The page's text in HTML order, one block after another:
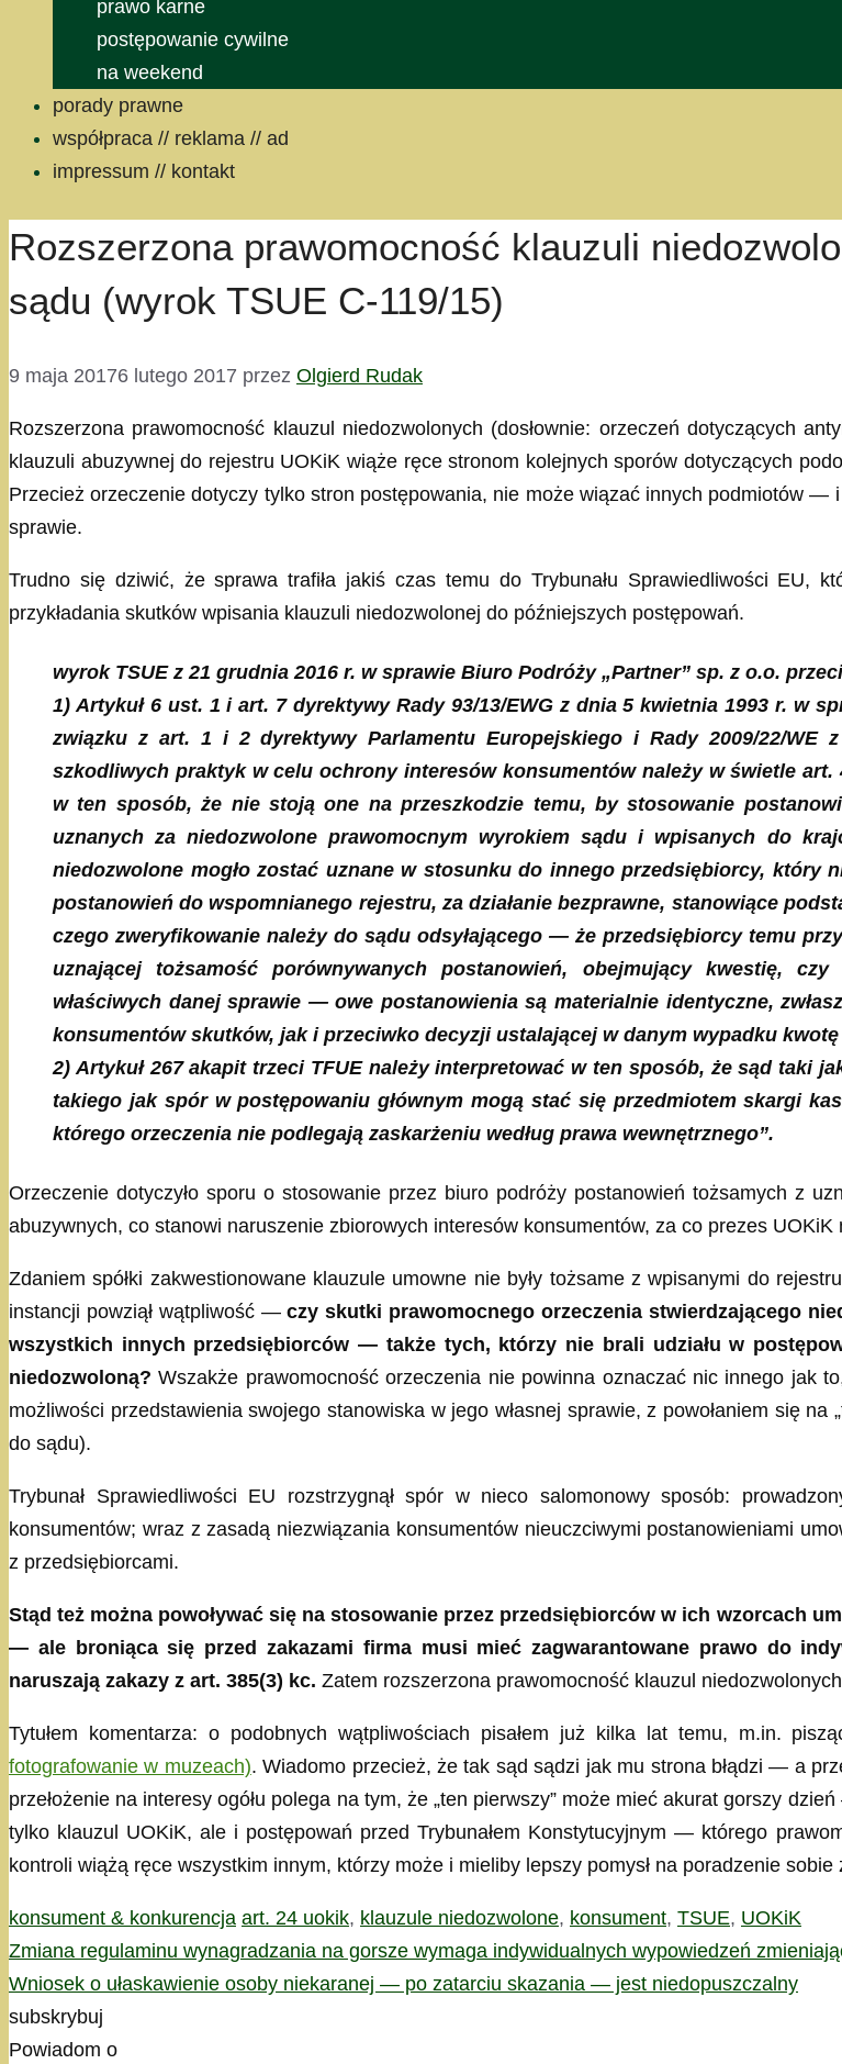
prawo karne
postępowanie cywilne
na weekend
porady prawne
współpraca // reklama // ad
impressum // kontakt
Rozszerzona prawomocność klauzuli
sądu (wyrok TSUE C-119/15)
9 maja 20176 lutego 2017 przez Olgierd Rudak
Rozszerzona prawomocność klauzul niedozwolonych (dosłownie: orzeczeń dotyczących
klauzuli abuzywnej do rejestru UOKiK wiąże ręce stronom kolejnych sporów dotyczących
Przecież orzeczenie dotyczy tylko stron postępowania, nie może wiązać innych podmiotów
sprawie.
Trudno się dziwić, że sprawa trafiła jakiś czas temu do Trybunału Sprawiedliwości EU,
przykładania skutków wpisania klauzuli niedozwolonej do późniejszych postępowań.
wyrok TSUE z 21 grudnia 2016 r. w sprawie Biuro Podróży „Partner” sp. z o.o.
1) Artykuł 6 ust. 1 i art. 7 dyrektywy Rady 93/13/EWG z dnia 5 kwietnia 1993 r. w
związku z art. 1 i 2 dyrektywy Parlamentu Europejskiego i Rady 2009/22/WE
szkodliwych praktyk w celu ochrony interesów konsumentów należy w świetle
w ten sposób, że nie stoją one na przeszkodzie temu, by stosowanie
uznanych za niedozwolone prawomocnym wyrokiem sądu i wpisanych do
niedozwolone mogło zostać uznane w stosunku do innego przedsiębiorcy, który
postanowień do wspomnianego rejestru, za działanie bezprawne, stanowiące
czego zweryfikowanie należy do sądu odsyłającego — że przedsiębiorcy temu
uznającej tożsamość porównywanych postanowień, obejmujący kwestię,
właściwych danej sprawie — owe postanowienia są materialnie identyczne,
konsumentów skutków, jak i przeciwko decyzji ustalającej w danym wypadku
2) Artykuł 267 akapit trzeci TFUE należy interpretować w ten sposób, że sąd taki
takiego jak spór w postępowaniu głównym mogą stać się przedmiotem skargi
którego orzeczenia nie podlegają zaskarżeniu według prawa wewnętrznego”.
Orzeczenie dotyczyło sporu o stosowanie przez biuro podróży postanowień tożsamych z
abuzywnych, co stanowi naruszenie zbiorowych interesów konsumentów, za co prezes UOKiK
Zdaniem spółki zakwestionowane klauzule umowne nie były tożsame z wpisanymi do
instancji powziął wątpliwość —czy skutki prawomocnego orzeczenia stwierdzającego
wszystkich innych przedsiębiorców — także tych, którzy nie brali udziału w
niedozwoloną?Wszakże prawomocność orzeczenia nie powinna oznaczać nic innego jak
możliwości przedstawienia swojego stanowiska w jego własnej sprawie, z powołaniem się
do sądu).
Trybunał Sprawiedliwości EU rozstrzygnął spór w nieco salomonowy sposób:
konsumentów; wraz z zasadą niezwiązania konsumentów nieuczciwymi postanowieniami
z przedsiębiorcami.
Stąd też można powoływać się na stosowanie przez przedsiębiorców w ich wzorcach
— ale broniąca się przed zakazami firma musi mieć zagwarantowane prawo do
naruszają zakazy z art. 385(3) kc. Zatem rozszerzona prawomocność klauzul
Tytułem komentarza: o podobnych wątpliwościach pisałem już kilka lat temu, m.in.
fotografowanie w muzeach). Wiadomo przecież, że tak sąd sądzi jak mu strona błądzi — a
przełożenie na interesy ogółu polega na tym, że „ten pierwszy” może mieć akurat gorszy
tylko klauzul UOKiK, ale i postępowań przed Trybunałem Konstytucyjnym — którego
kontroli wiążą ręce wszystkim innym, którzy może i mieliby lepszy pomysł na poradzenie sobie
Kategorie
konsument & konkurencja Tagi
art. 24 uokik, klauzule niedozwolone, konsument, TSUE, UOKiK
Zmiana regulaminu wynagradzania na gorsze wymaga indywidualnych wypowiedzeń
Wniosek o ułaskawienie osoby niekaranej — po zatarciu skazania — jest niedopuszczalny
subskrybuj
Powiadom o